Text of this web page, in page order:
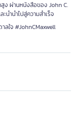
ง ผ่านหนังสือของ John C.
นำนำไปสู่ความสำเร็จ
ลใจ #JohnCMaxwell